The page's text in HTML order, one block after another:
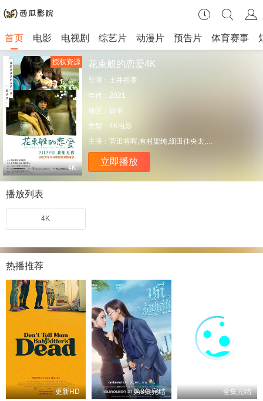
首页 电影 电视剧 综艺片 动漫片 预告片 体育赛事
4K
授权资源 花束般的恋爱4K
导演： 土井裕泰
年代： 2021
地区： 日本
类型： 4K电影
主演： 菅田将晖,有村架纯,细田佳央太,清原果耶,小田切让,押井守
立即播放
播放列表
4K
热播推荐
更新HD 第8集完结 全集完结